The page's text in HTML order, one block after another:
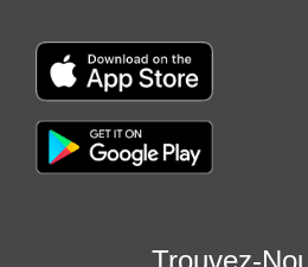
Trouvez-